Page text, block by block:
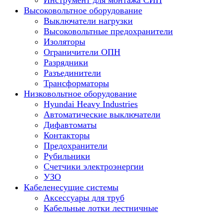
Высоковольтное оборудование
Выключатели нагрузки
Высоковольтные предохранители
Изоляторы
Ограничители ОПН
Разрядники
Разъединители
Трансформаторы
Низковольтное оборудование
Hyundai Heavy Industries
Автоматические выключатели
Дифавтоматы
Контакторы
Предохранители
Рубильники
Счетчики электроэнергии
УЗО
Кабеленесущие системы
Аксессуары для труб
Кабельные лотки лестничные